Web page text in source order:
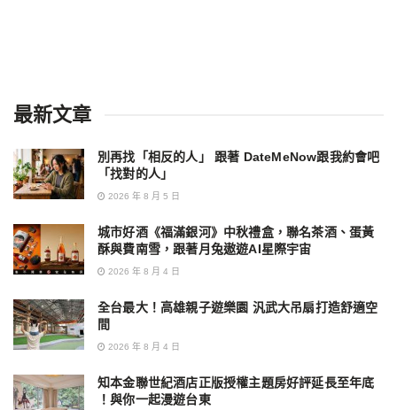
最新文章
別再找「相反的人」 跟著 DateMeNow跟我約會吧
「找對的人」
2026 年 8 月 5 日
城市好酒《福滿銀河》中秋禮盒，聯名茶酒、蛋黃
酥與費南雪，跟著月兔遨遊AI星際宇宙
2026 年 8 月 4 日
全台最大！高雄親子遊樂園 汎武大吊扇打造舒適空
間
2026 年 8 月 4 日
知本金聯世紀酒店正版授權主題房好評延長至年底
！與你一起漫遊台東